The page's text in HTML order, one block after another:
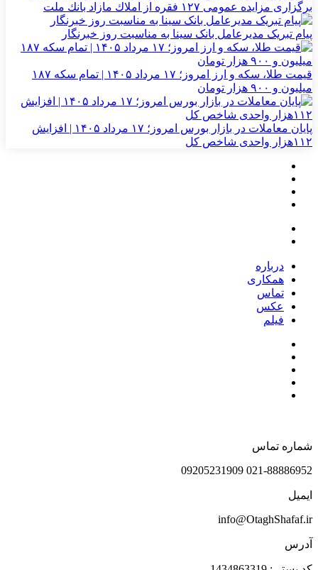
برگزاری مزایده عمومی ۱۲۷ فقره از املاك مازاد بانك ملت
پیام تبریک مدیرعامل بانک سینا به مناسبت روز خبرنگار
قیمت طلا، سکه و ارز امروز؛ ۱۷ مرداد ۱۴۰۵ | تمام سکه ۱۸۷
میلیون و ۹۰۰ هزار تومان
پایان معاملات در بازار بورس امروز؛ ۱۷ مرداد ۱۴۰۵ | افزایش
۱۱۲هزار واحدی شاخص کل
درباره
همکاری
تماس
عکس
فیلم
شماره تماس
021-88886952 09205231909
ایمیل
info@OtaghShafaf.ir
آدرس